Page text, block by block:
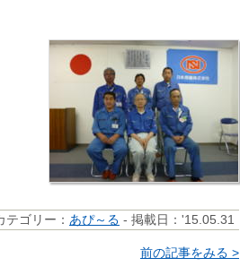
テゴリー： あぴ～る - 掲載日：'15.05.31
前の記事をみる >